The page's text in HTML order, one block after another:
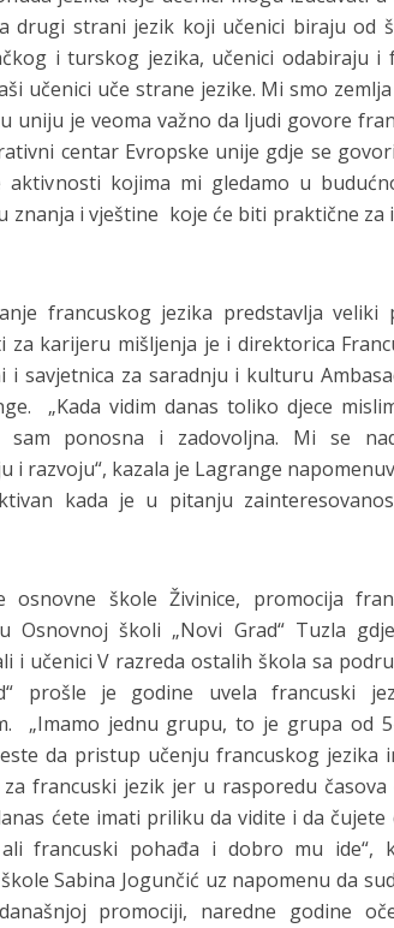
drugi strani jezik koji učenici biraju od
i turskog jezika, učenici odabiraju i
učenici uče strane jezike. Mi smo
uniju je veoma važno da ljudi govore
centar Evropske unije gdje se
aktivnosti kojima mi gledamo u
znanja i vještine koje će biti praktične za
francuskog jezika predstavlja
za karijeru mišljenja je i direktorica
i savjetnica za saradnju i kulturu
„Kada vidim danas toliko djece
ponosna i zadovoljna. Mi se
i razvoju“, kazala je Lagrange
kada je u pitanju
osnovne škole Živinice, promocija
Osnovnoj školi „Novi Grad“ Tuzla
i učenici V razreda ostalih škola sa
prošle je godine uvela francuski
„Imamo jednu grupu, to je grupa od
da pristup učenju francuskog jezika
francuski jezik jer u rasporedu
ćete imati priliku da vidite i da
francuski pohađa i dobro mu ide“,
Sabina Jogunčić uz napomenu da
promociji, naredne godine